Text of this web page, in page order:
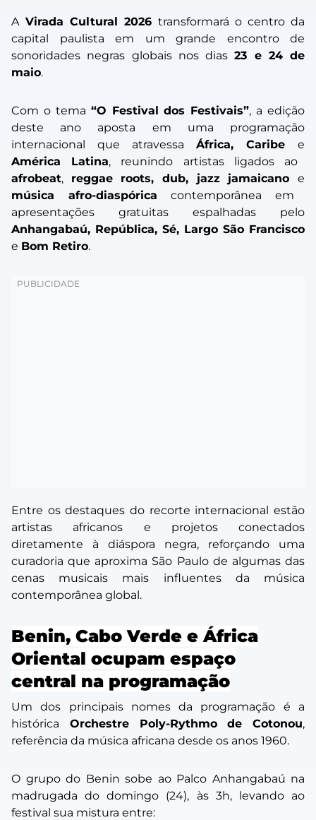
AVirada Cultural 2026 transformará o centro da
capital paulista em um grande encontro de
sonoridades negras globais nos dias23 e 24 de
maio.
Com o tema “O Festival dos Festivais”, a edição
deste ano aposta em uma programação
internacional que atravessa África, Caribe e
América Latina, reunindo artistas ligados ao
afrobeat, reggae roots, dub, jazz jamaicanoe
música afro-diaspórica contemporânea em
apresentações gratuitas espalhadas pelo
Anhangabaú, República, Sé, Largo São Francisco
e Bom Retiro.
Entre os destaques do recorte internacional estão
artistas africanos e projetos conectados
diretamente à diáspora negra, reforçando uma
curadoria que aproxima São Paulo de algumas das
cenas musicais mais influentes da música
contemporânea global.
Benin, Cabo Verde e África
Oriental ocupam espaço
central na programação
Um dos principais nomes da programação é a
histórica Orchestre Poly-Rythmo de Cotonou,
referência da música africana desde os anos 1960.
O grupo do Benin sobe ao Palco Anhangabaú na
madrugada do domingo (24), às 3h, levando ao
festival sua mistura entre: